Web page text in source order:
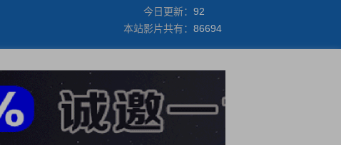
今日更新： 92
本站影片共有： 86694